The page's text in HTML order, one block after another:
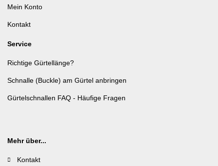
Mein Konto
Kontakt
Service
Richtige Gürtellänge?
Schnalle (Buckle) am Gürtel anbringen
Gürtelschnallen FAQ - Häufige Fragen
Mehr über...
Kontakt